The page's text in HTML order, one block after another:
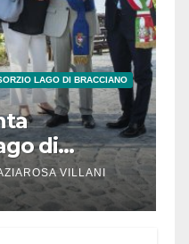
LAGO DI BRACCIANO
di
VILLANI